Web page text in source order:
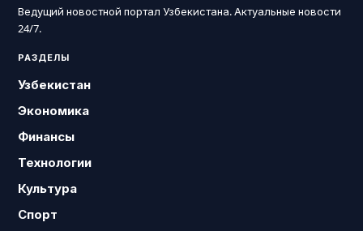
Ведущий новостной портал Узбекистана. Актуальные новости
24/7.
РАЗДЕЛЫ
Узбекистан
Экономика
Финансы
Технологии
Культура
Спорт